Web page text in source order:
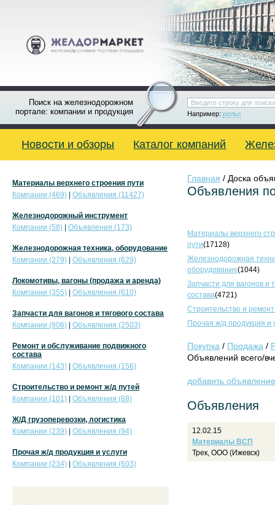
Поиск на железнодорожном
портале: компании и продукция
Например: рельс
Новости и обзоры Каталог компаний
Главная / Доска
Объявления
Материалы верхнего
пути(17128)
Железнодорожная
оборудование(1044)
Запчасти для вагонов и
состава(4721)
Строительство и
Прочая ж/д продукция и
Покупка / Продажа /
Объявлений всего/
добавить объявление
Объявления
12.02.15
Материалы ВСП
Трек, ООО (Ижевск)
Материалы верхнего строения пути
Компании (469)
Объявления (11427)
Железнодорожный инструмент
Компании (58)
Объявления (173)
Железнодорожная техника, оборудование
Компании (279)
Объявления (629)
Локомотивы, вагоны (продажа и аренда)
Компании (355)
Объявления (610)
Запчасти для вагонов и тягового состава
Компании (806)
Объявления (2503)
Ремонт и обслуживание подвижного
состава
Компании (143)
Объявления (156)
Строительство и ремонт ж/д путей
Компании (101)
Объявления (88)
Ж/Д грузоперевозки, логистика
Компании (239)
Объявления (94)
Прочая ж/д продукция и услуги
Компании (234)
Объявления (603)